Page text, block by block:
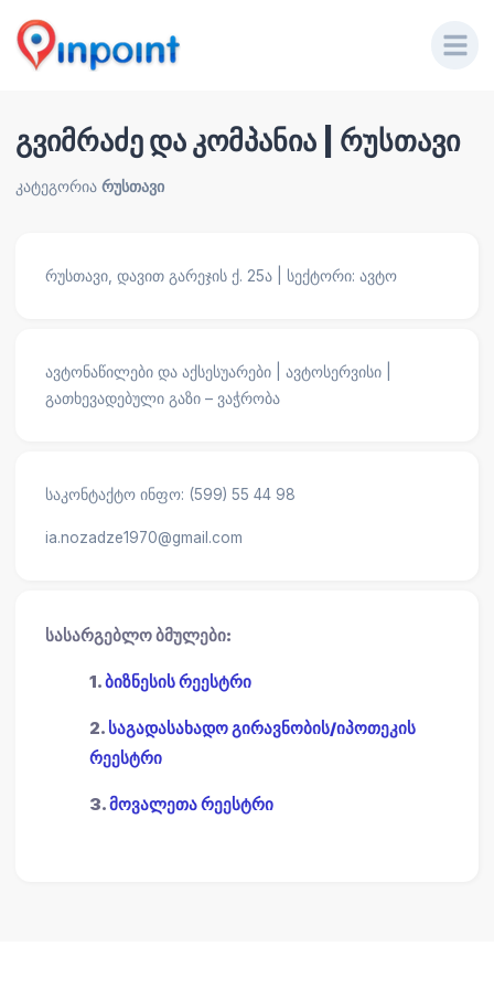
გვიმრაძე და კომპანია | რუსთავი
კატეგორია რუსთავი
რუსთავი, დავით გარეჯის ქ. 25ა | სექტორი: ავტო
ავტონაწილები და აქსესუარები | ავტოსერვისი |
გათხევადებული გაზი – ვაჭრობა
საკონტაქტო ინფო: (599) 55 44 98
ia.nozadze1970@gmail.com
სასარგებლო ბმულები:
1.ბიზნესის რეესტრი
2. საგადასახადო გირავნობის/იპოთეკის
რეესტრი
3.მოვალეთა რეესტრი